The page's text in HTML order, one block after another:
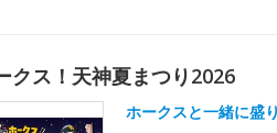
クス！天神夏まつり2026
ホークスと一緒に盛